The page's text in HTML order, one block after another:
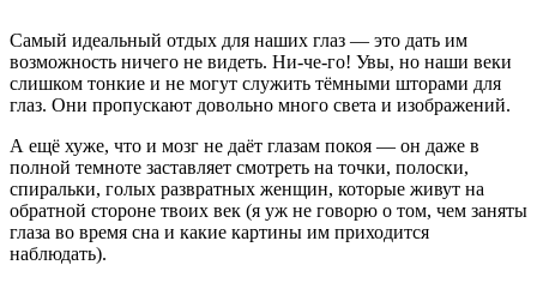
Самый идеальный отдых для наших глаз — это дать им
возможность ничего не видеть. Ни-че-го! Увы, но наши веки
слишком тонкие и не могут служить тёмными шторами для
глаз. Они пропускают довольно много света и изображений.
А ещё хуже, что и мозг не даёт глазам покоя — он даже в
полной темноте заставляет смотреть на точки, полоски,
спиральки, голых развратных женщин, которые живут на
обратной стороне твоих век (я уж не говорю о том, чем заняты
глаза во время сна и какие картины им приходится
наблюдать).